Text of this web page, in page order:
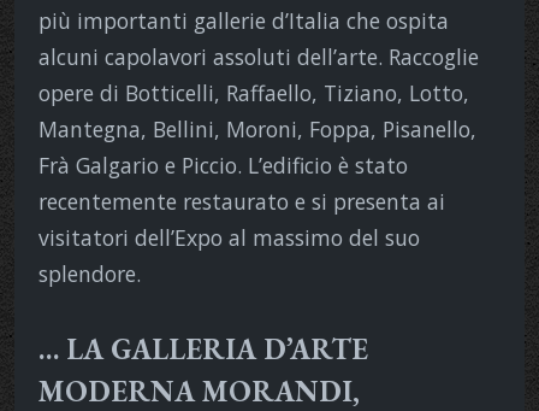
più importanti gallerie d’Italia che ospita
alcuni capolavori assoluti dell’arte. Raccoglie
opere di Botticelli, Raffaello, Tiziano, Lotto,
Mantegna, Bellini, Moroni, Foppa, Pisanello,
Frà Galgario e Piccio. L’edificio è stato
recentemente restaurato e si presenta ai
visitatori dell’Expo al massimo del suo
splendore.
… LA GALLERIA D’ARTE
MODERNA MORANDI,